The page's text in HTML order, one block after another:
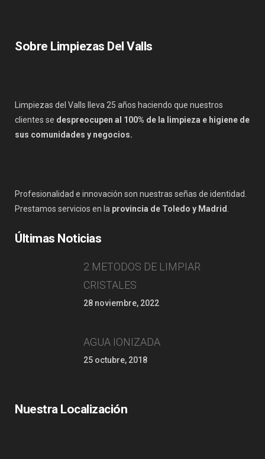
Sobre Limpiezas Del Valls
Limpiezas del Valls lleva 25 años haciendo que nuestros
clientes se despreocupen al 100% de la limpieza e higiene de
sus comunidades y negocios.
Profesionalidad e innovación son nuestras señas de identidad.
Prestamos servicios en la provincia de Toledo y Madrid
Últimas Noticias
2 METODOS DE LIMPIAR
CRISTALES
28 noviembre, 2022
AGUA IONIZADA
25 octubre, 2018
Nuestra Localización